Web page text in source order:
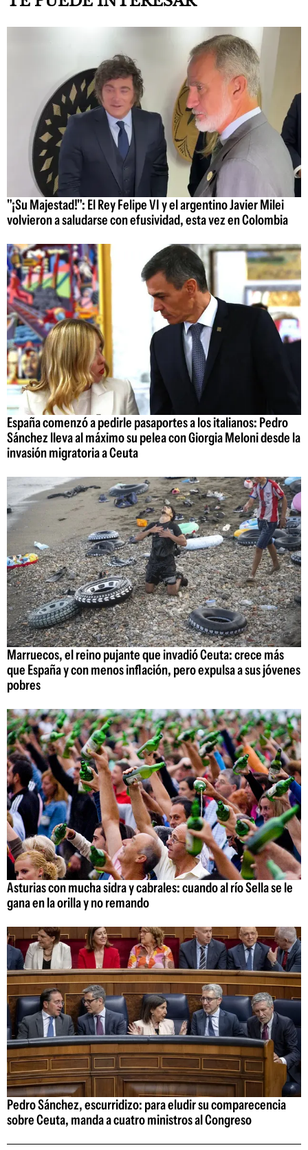
"¡Su Majestad!": El Rey Felipe VI y el argentino Javier Milei
volvieron a saludarse con efusividad, esta vez en Colombia
España comenzó a pedirle pasaportes a los italianos: Pedro
Sánchez lleva al máximo su pelea con Giorgia Meloni desde la
invasión migratoria a Ceuta
Marruecos, el reino pujante que invadió Ceuta: crece más
que España y con menos inflación, pero expulsa a sus jóvenes
pobres
Asturias con mucha sidra y cabrales: cuando al río Sella se le
gana en la orilla y no remando
Pedro Sánchez, escurridizo: para eludir su comparecencia
sobre Ceuta, manda a cuatro ministros al Congreso